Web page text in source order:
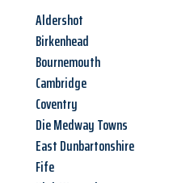
Aldershot
Birkenhead
Bournemouth
Cambridge
Coventry
Die Medway Towns
East Dunbartonshire
Fife